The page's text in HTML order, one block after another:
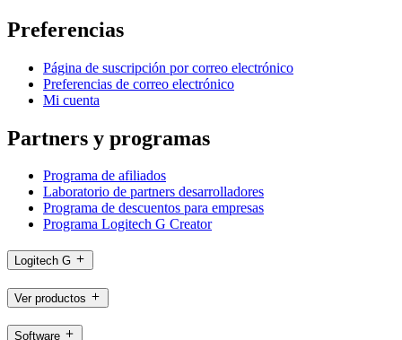
Preferencias
Página de suscripción por correo electrónico
Preferencias de correo electrónico
Mi cuenta
Partners y programas
Programa de afiliados
Laboratorio de partners desarrolladores
Programa de descuentos para empresas
Programa Logitech G Creator
Logitech G
Ver productos
Software